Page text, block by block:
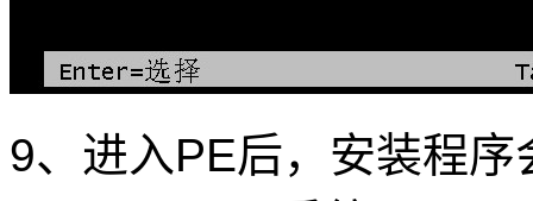
9、进入PE后，安装程